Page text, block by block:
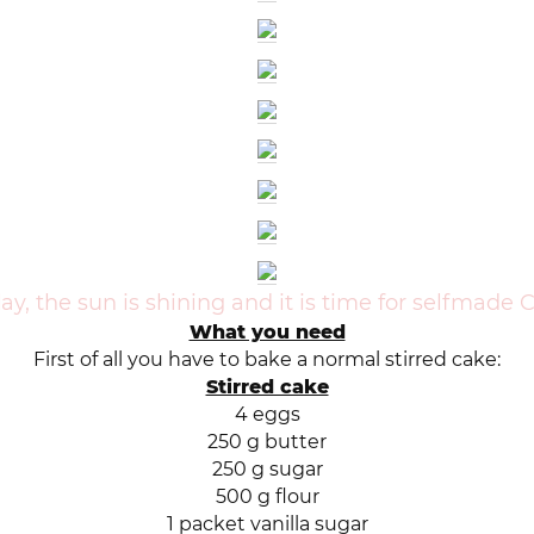
the sun is shining and it is time for selfmade
What you need
First of all you have to bake a normal stirred cake:
Stirred cake
4 eggs
250 g butter
250 g sugar
500 g flour
1 packet vanilla sugar